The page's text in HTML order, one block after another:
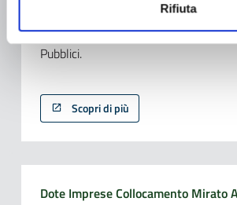
Rifiuta
per ausili e Linea Isola formativa,
con sede operativa in Provincia di
Pubblici.
Scopri di più
Dote Imprese Collocamento Mirato